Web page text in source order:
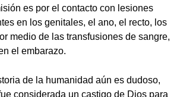
es por el contacto con lesiones
en los genitales, el ano, el recto, los
medio de las transfusiones de sangre,
el embarazo.
de la humanidad aún es dudoso,
considerada un castigo de Dios para